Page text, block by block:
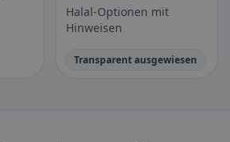
Halal-Optionen mit
Hinweisen
Transparent ausgewiesen